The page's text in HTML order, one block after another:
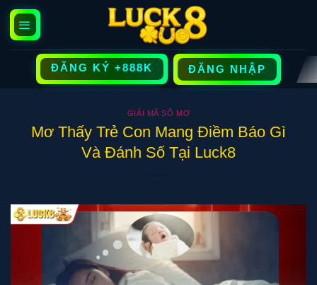
Bỏ
nội
ĐĂNG KÝ +888K ĐĂNG NHẬP
GIẢI MÃ SỔ MƠ
Mơ Thấy Trẻ Con Mang Điềm Báo Gì
Và Đánh Số Tại Luck8